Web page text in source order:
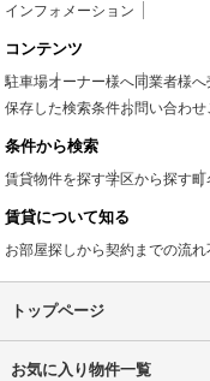
インフォメーション
コンテンツ
駐車場オーナー様へ同業者様へ
保存した検索条件お問い合わせ
条件から検索
賃貸物件を探す学区から探す町
賃貸について知る
お部屋探しから契約までの流れ
トップページ
お気に入り物件一覧